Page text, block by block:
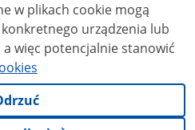
w plikach cookie mogą
urządzenia lub
więc potencjalnie stanowić